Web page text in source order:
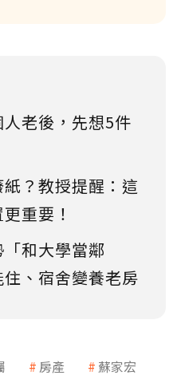
老後，先想5件
？教授提醒：這
重要！
和大學當鄰
、宿舍變養老房
房產
蘇家宏